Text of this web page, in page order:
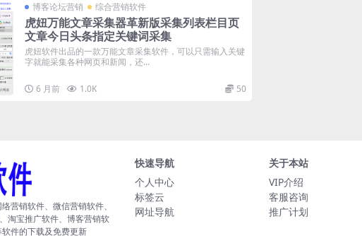
博客论坛营销 综合营销软件
虎妞万能文章采集器革新版采集列表栏目页
文章今日头条指定关键词采集
虎妞软件出品的一款万能文章采集软件，可以只需输入关键
字就能采集各种网页和新闻，还...
6 月前 1.0K 50
营销软件、微信营销软件、
淘宝推广软件、博客营销软
件的下载及免费更新
快速导航
个人中心
标签云
网址导航
关于本站
VIP介绍
客服咨询
推广计划